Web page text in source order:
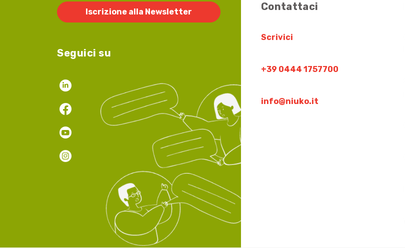
Iscrizione alla Newsletter
Seguici su
Contattaci
Scrivici
+39 0444 1757700
info@niuko.it